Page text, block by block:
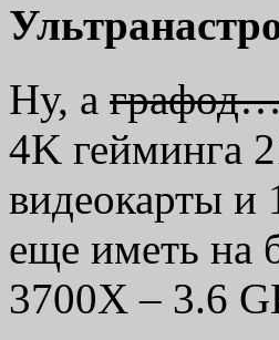
Ну, а
4K гейминга
видеокарты и
еще иметь на
3700X – 3.6